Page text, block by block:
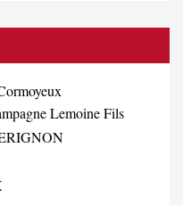
Lemoine Fils